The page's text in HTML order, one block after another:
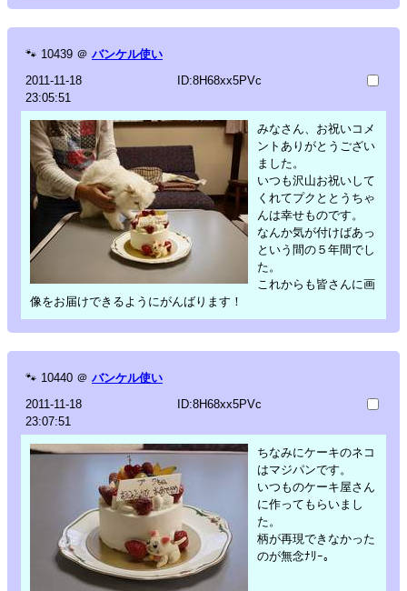
🐾 10439 ＠ バンケル使い
2011-11-18
23:05:51
ID:8H68xx5PVc
みなさん、お祝いコメ
ントありがとうござい
ました。
いつも沢山お祝いして
くれてプクととうちゃ
んは幸せものです。
なんか気が付けばあっ
という間の５年間でし
た。
これからも皆さんに画
像をお届けできるようにがんばります！
🐾 10440 ＠ バンケル使い
2011-11-18
23:07:51
ID:8H68xx5PVc
ちなみにケーキのネコ
はマジパンです。
いつものケーキ屋さん
に作ってもらいまし
た。
柄が再現できなかった
のが無念ﾅﾘｰ。